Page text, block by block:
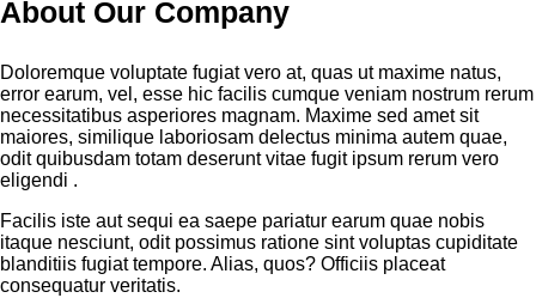
About Our Company
Doloremque voluptate fugiat vero at, quas ut maxime natus,
error earum, vel, esse hic facilis cumque veniam nostrum rerum
necessitatibus asperiores magnam. Maxime sed amet sit
maiores, similique laboriosam delectus minima autem quae,
odit quibusdam totam deserunt vitae fugit ipsum rerum vero
eligendi .
Facilis iste aut sequi ea saepe pariatur earum quae nobis
itaque nesciunt, odit possimus ratione sint voluptas cupiditate
blanditiis fugiat tempore. Alias, quos? Officiis placeat
consequatur veritatis.